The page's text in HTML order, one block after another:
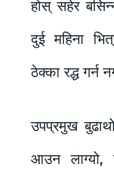
होस् सहेर
दुई महिना
ठेक्का रद्ध गर्न
उपप्रमुख
आउन लाग्यो,